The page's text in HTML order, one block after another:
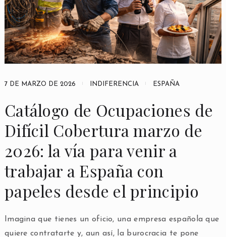
7 DE MARZO DE 2026 INDIFERENCIA ESPAÑA
Catálogo de Ocupaciones de
Difícil Cobertura marzo de
2026: la vía para venir a
trabajar a España con
papeles desde el principio
Imagina que tienes un oficio, una empresa española que
quiere contratarte y, aun así, la burocracia te pone